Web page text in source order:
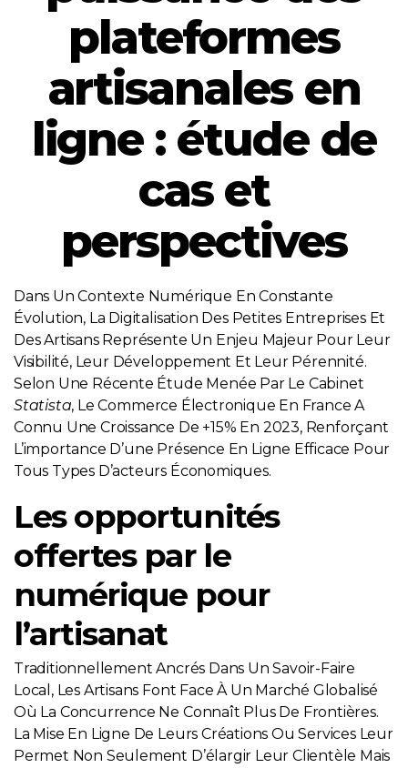
plateformes
artisanales en
ligne : étude de
cas et
perspectives
Dans Un Contexte Numérique En Constante
Évolution, La Digitalisation Des Petites Entreprises Et
Des Artisans Représente Un Enjeu Majeur Pour Leur
Visibilité, Leur Développement Et Leur Pérennité.
Selon Une Récente Étude Menée Par Le Cabinet
Statista, Le Commerce Électronique En France A
Connu Une Croissance De +15% En 2023, Renforçant
L’importance D’une Présence En Ligne Efficace Pour
Tous Types D’acteurs Économiques.
Les opportunités
offertes par le
numérique pour
l’artisanat
Traditionnellement Ancrés Dans Un Savoir-Faire
Local, Les Artisans Font Face À Un Marché Globalisé
Où La Concurrence Ne Connaît Plus De Frontières.
La Mise En Ligne De Leurs Créations Ou Services Leur
Permet Non Seulement D’élargir Leur Clientèle Mais